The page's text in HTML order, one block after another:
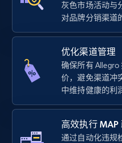
667+
TikTok Shop - Collect
by keywords search
URL, Title, Available,
667+
灰色市场活动与
对品牌分销渠道
优化渠道管理
确保所有
价，避免渠道冲
中维持健康的利
高效执行 MAP
通过自动化违规